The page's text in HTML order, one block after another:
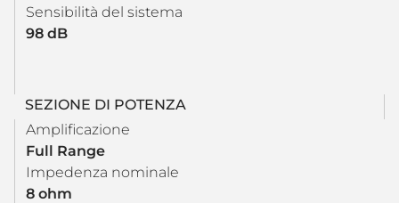
Sensibilità del sistema
98 dB
SEZIONE DI POTENZA
Amplificazione
Full Range
Impedenza nominale
8 ohm